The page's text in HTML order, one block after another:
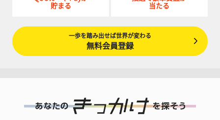
貯まる
当たる
一歩を踏み出せば世界が変わる
無料会員登録